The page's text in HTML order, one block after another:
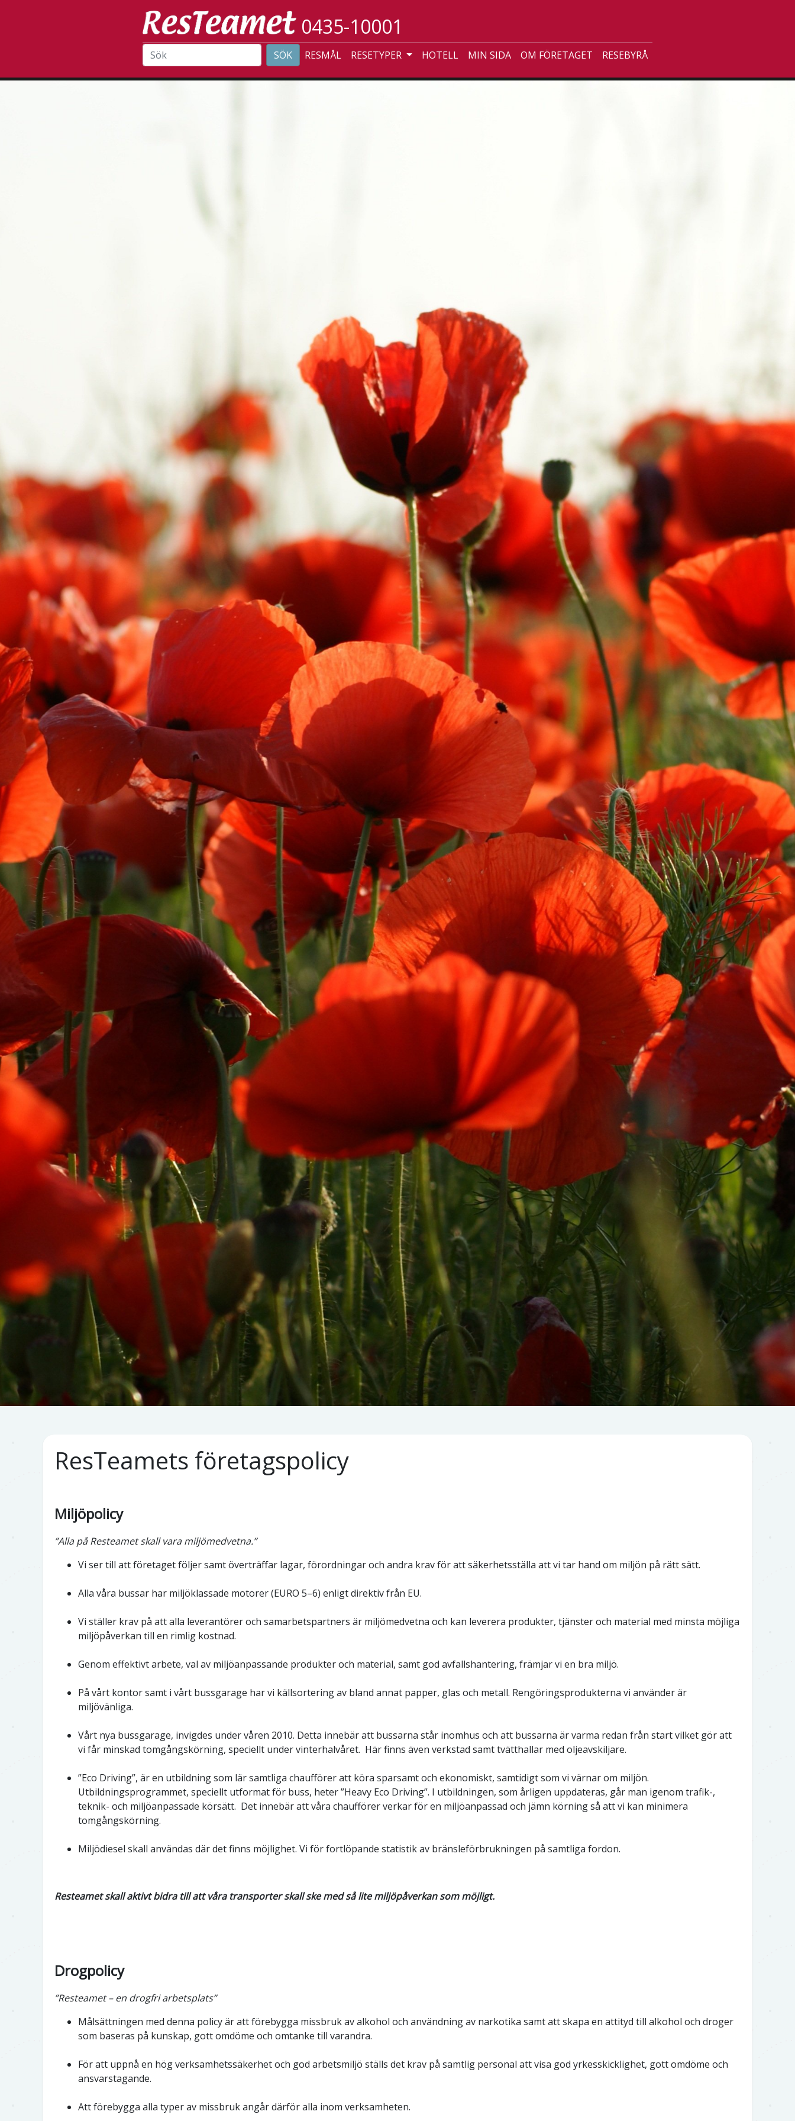
0435-10001
SÖK RESMÅL RESETYPER HOTELL MIN SIDA OM FÖRETAGET RESEBYRÅ
ResTeamets företagspolicy
Miljöpolicy
”Alla på Resteamet skall vara miljömedvetna.”
Vi ser till att företaget följer samt överträffar lagar, förordningar och andra krav för att säkerhetsställa att vi tar hand om miljön på rätt sätt.
Alla våra bussar har miljöklassade motorer (EURO 5–6) enligt direktiv från EU.
Vi ställer krav på att alla leverantörer och samarbetspartners är miljömedvetna och kan leverera produkter, tjänster och material med minsta möjliga
miljöpåverkan till en rimlig kostnad.
Genom effektivt arbete, val av miljöanpassande produkter och material, samt god avfallshantering, främjar vi en bra miljö.
På vårt kontor samt i vårt bussgarage har vi källsortering av bland annat papper, glas och metall. Rengöringsprodukterna vi använder är
miljövänliga.
Vårt nya bussgarage, invigdes under våren 2010. Detta innebär att bussarna står inomhus och att bussarna är varma redan från start vilket gör att
vi får minskad tomgångskörning, speciellt under vinterhalvåret. Här finns även verkstad samt tvätthallar med oljeavskiljare.
”Eco Driving”, är en utbildning som lär samtliga chaufförer att köra sparsamt och ekonomiskt, samtidigt som vi värnar om miljön.
Utbildningsprogrammet, speciellt utformat för buss, heter ”Heavy Eco Driving”. I utbildningen, som årligen uppdateras, går man igenom trafik-,
teknik- och miljöanpassade körsätt. Det innebär att våra chaufförer verkar för en miljöanpassad och jämn körning så att vi kan minimera
tomgångskörning.
Miljödiesel skall användas där det finns möjlighet. Vi för fortlöpande statistik av bränsleförbrukningen på samtliga fordon.
Resteamet skall aktivt bidra till att våra transporter skall ske med så lite miljöpåverkan som möjligt.
Drogpolicy
”Resteamet – en drogfri arbetsplats”
Målsättningen med denna policy är att förebygga missbruk av alkohol och användning av narkotika samt att skapa en attityd till alkohol och droger
som baseras på kunskap, gott omdöme och omtanke till varandra.
För att uppnå en hög verksamhetssäkerhet och god arbetsmiljö ställs det krav på samtlig personal att visa god yrkesskicklighet, gott omdöme och
ansvarstagande.
Att förebygga alla typer av missbruk angår därför alla inom verksamheten.